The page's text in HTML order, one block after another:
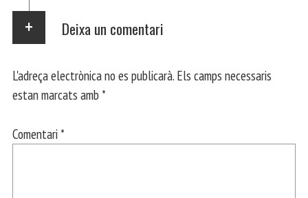
Deixa un comentari
L'adreça electrònica no es publicarà. Els camps necessaris
estan marcats amb *
Comentari *